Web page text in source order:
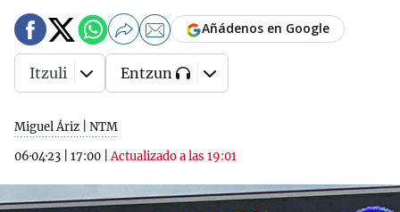
Miguel Áriz | NTM
06·04·23
17:00 |Actualizado a las 19:01
Añádenos en Google
Itzuli Entzun